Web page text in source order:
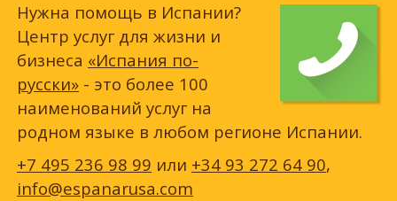
Нужна помощь в Испании?
Центр услуг для жизни и
бизнеса «Испания по-
русски» - это более 100
наименований услуг на
родном языке в любом регионе Испании.
+7 495 236 98 99 или +34 93 272 64 90,
info@espanarusa.com